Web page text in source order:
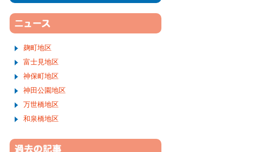
麹町地区
富士見地区
神保町地区
神田公園地区
万世橋地区
和泉橋地区